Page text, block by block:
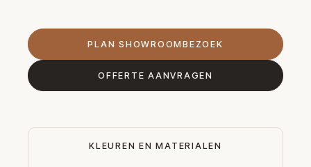
PLAN SHOWROOMBEZOEK
OFFERTE AANVRAGEN
KLEUREN EN MATERIALEN